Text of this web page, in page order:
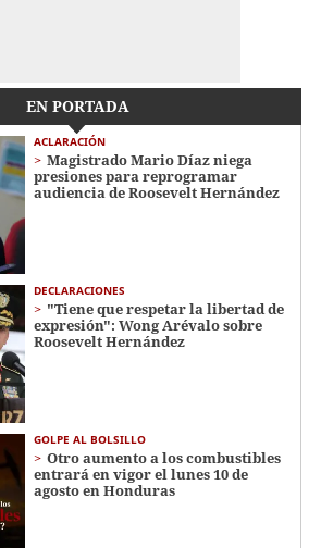
EN PORTADA
ACLARACIÓN
Magistrado Mario Díaz niega
presiones para reprogramar
audiencia de Roosevelt Hernández
DECLARACIONES
"Tiene que respetar la libertad de
expresión": Wong Arévalo sobre
Roosevelt Hernández
GOLPE AL BOLSILLO
Otro aumento a los combustibles
entrará en vigor el lunes 10 de
agosto en Honduras